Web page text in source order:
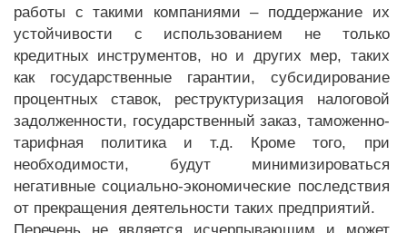
работы с такими компаниями – поддержание их
устойчивости с использованием не только
кредитных инструментов, но и других мер, таких
как государственные гарантии, субсидирование
процентных ставок, реструктуризация налоговой
задолженности, государственный заказ, таможенно-
тарифная политика и т.д. Кроме того, при
необходимости, будут минимизироваться
негативные социально-экономические последствия
от прекращения деятельности таких предприятий.